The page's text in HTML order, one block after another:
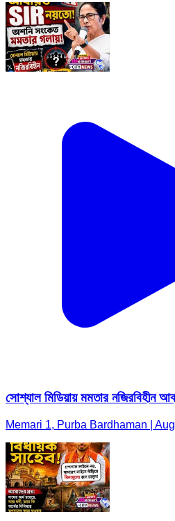
সোশ্যাল মিডিয়ায় মমতার নজিরবিহীন
Memari 1, Purba Bardhaman |